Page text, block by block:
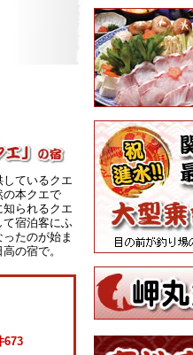
ているクエ
の本クエで
られるクエ
宿泊客にふ
たのが始ま
の宿で。
673